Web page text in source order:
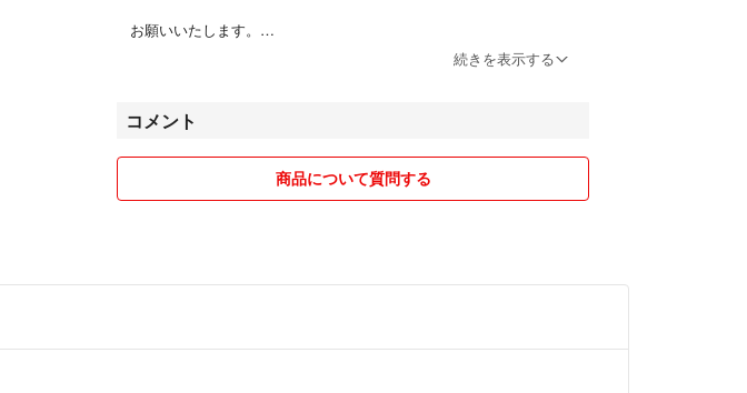
お願いいたします。
続きを表示する
コメント
商品について質問する